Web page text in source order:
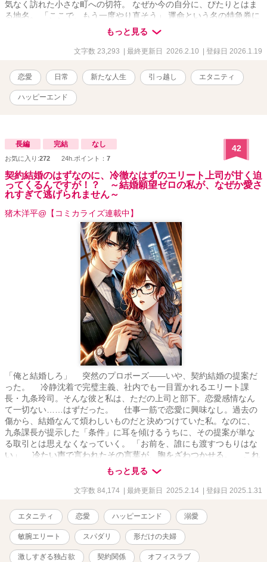
気なく訪れた小さな町への切符。 なぜか今の自分に、ぴたりとはま
る地名。 「ここで、もう一度やり直そう」 運命という名の特急券に
身を委ね、彼女は知らない街へと向かう。 これは、新しい人生に踏
み出す“おばさん”の、再出発の物語。
もっと見る
文字数 23,293 | 最終更新日 2026.2.10 | 登録日 2026.1.19
恋愛 日常 新たな人生 引っ越し エタニティ
ハッピーエンド
長編 完結 なし
お気に入り:272 24h.ポイント： 7
42
契約結婚のはずなのに、冷徹なはずのエリート上司が甘く迫
ってくるんですが！？ ～結婚願望ゼロの私が、なぜか愛さ
れすぎて逃げられません～
猪木洋平@【コミカライズ連載中】
「俺と結婚しろ」 突然のプロポーズ――いや、契約結婚の提案だ
った。 冷静沈着で完璧主義、社内でも一目置かれるエリート課
長・九条玲司。そんな彼と私は、ただの上司と部下。恋愛感情なん
て一切ない……はずだった。 仕事一筋で恋愛に興味なし。過去の
傷から、結婚なんて煩わしいものだと決めつけていた私。なのに、
九条課長が提示した「条件」に耳を傾けるうちに、その提案が単な
る取引とは思えなくなっていく。 「お前を、誰にも渡すつもりはな
い」 冷たい声で言われたその言葉が、胸をざわつかせる。 これ
は合理的な選択？ それとも、避けられない運命の始まり？ 割り
切ったはずの契約は、次第に二人の境界線を曖昧にし、心を絡め取
っていく――。 不器用なエリート上司と、恋を信じられない女。
ーリー。
もっと見る
文字数 84,174 | 最終更新日 2025.2.14 | 登録日 2025.1.31
エタニティ 恋愛 ハッピーエンド 溺愛
敏腕エリート スパダリ 形だけの夫婦
激しすぎる独占欲 契約関係 オフィスラブ